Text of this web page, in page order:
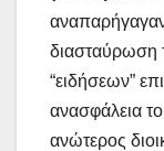
διασταύρωση
“ειδήσεων”
ανασφάλεια
ανώτερος